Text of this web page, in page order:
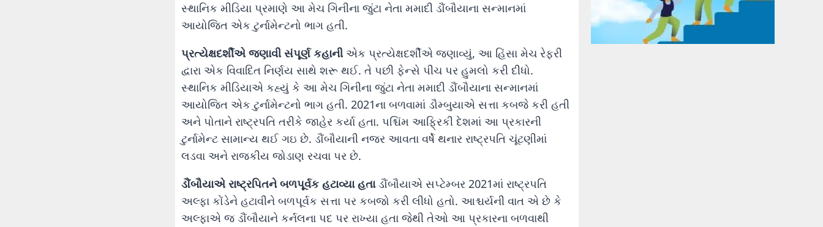
સ્થાનિક મીડિયા પ્રમાણે આ મેચ ગિનીના જુંટા નેતા મમાદી ડૌંબૌયાના સન્માનમાં
આયોજિત એક ટુર્નામેન્ટનો ભાગ હતી.
પ્રત્યેક્ષદર્શીએ જણાવી સંપૂર્ણ કહાની એક પ્રત્યેક્ષદર્શીએ જણાવ્યું, આ હિંસા મેચ રેફરી
દ્વારા એક વિવાદિત નિર્ણય સાથે શરૂ થઈ. તે પછી ફેન્સે પીચ પર હુમલો કરી દીધો.
સ્થાનિક મીડિયાએ કહ્યું કે આ મેચ ગિનીના જુંટા નેતા મમાદી ડૌંબૌયાના સન્માનમાં
આયોજિત એક ટુર્નામેન્ટનો ભાગ હતી. 2021ના બળવામાં ડૌમ્બુયાએ સત્તા કબજે કરી હતી
અને પોતાને રાષ્ટ્રપતિ તરીકે જાહેર કર્યા હતા. પશ્ચિંમ આફ્રિકી દેશમાં આ પ્રકારની
ટુર્નામેન્ટ સામાન્ય થઈ ગઇ છે. ડૌંબૌયાની નજર આવતા વર્ષે થનાર રાષ્ટ્રપતિ ચૂંટણીમાં
લડવા અને રાજકીય જોડાણ રચવા પર છે.
ડૌંબૌયાએ રાષ્ટ્રપિતને બળપૂર્વક હટાવ્યા હતાડૌંબૌયાએ સપ્ટેમ્બર 2021માં રાષ્ટ્રપતિ
અલ્ફા કોંડેને હટાવીને બળપૂર્વક સત્તા પર કબજો કરી લીધો હતો. આશ્ચર્યની વાત એ છે કે
અલ્ફાએ જ ડૌંબૌયાને કર્નલના પદ પર રાખ્યા હતા જેથી તેઓ આ પ્રકારના બળવાથી